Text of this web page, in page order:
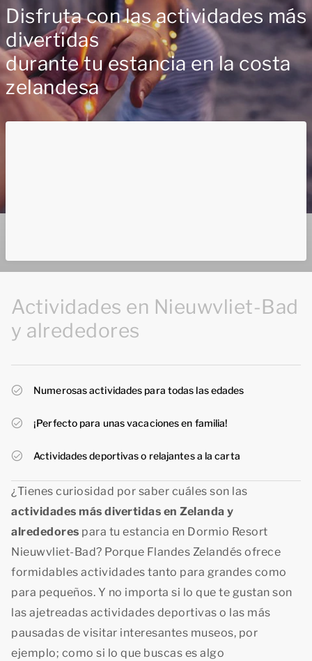
Disfruta con las actividades más
divertidas
durante tu estancia en la costa
zelandesa
Actividades en Nieuwvliet-Bad
y alrededores
Numerosas actividades para todas las edades
¡Perfecto para unas vacaciones en familia!
Actividades deportivas o relajantes a la carta
¿Tienes curiosidad por saber cuáles son las
actividades más divertidas en Zelanda y
alrededores para tu estancia en Dormio Resort
Nieuwvliet-Bad? Porque Flandes Zelandés ofrece
formidables actividades tanto para grandes como
para pequeños. Y no importa si lo que te gustan son
las ajetreadas actividades deportivas o las más
pausadas de visitar interesantes museos, por
ejemplo; como si lo que buscas es algo